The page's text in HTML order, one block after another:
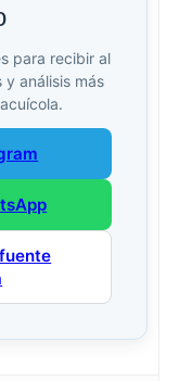
para recibir al
y análisis más